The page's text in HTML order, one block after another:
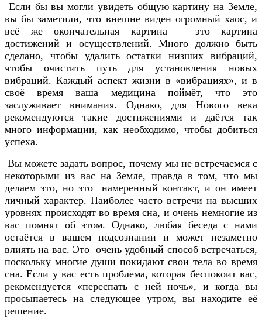
Если бы вы могли увидеть общую картину на Земле,
вы бы заметили, что внешне виден огромный хаос, и
всё же окончательная картина – это картина
достижений и осуществлений. Много должно быть
сделано, чтобы удалить остатки низших вибраций,
чтобы очистить путь для установления новых
вибраций. Каждый аспект жизни в «вибрациях», и в
своё время ваша медицина поймёт, что это
заслуживает внимания. Однако, для Нового века
рекомендуются такие достижениями и даётся так
много информации, как необходимо, чтобы добиться
успеха.
Вы можете задать вопрос, почему мы не встречаемся с
некоторыми из вас на Земле, правда в том, что мы
делаем это, но это намеренный контакт, и он имеет
личный характер. Наиболее часто встречи на высших
уровнях происходят во время сна, и очень немногие из
вас помнят об этом. Однако, любая беседа с нами
остаётся в вашем подсознании и может незаметно
влиять на вас. Это очень удобный способ встречаться,
поскольку многие души покидают свои тела во время
сна. Если у вас есть проблема, которая беспокоит вас,
рекомендуется «переспать с ней ночь», и когда вы
просыпаетесь на следующее утром, вы находите её
решение.